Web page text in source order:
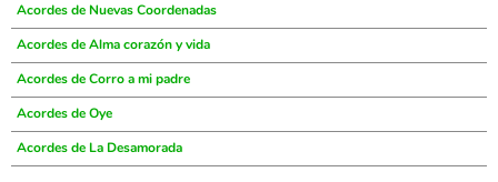
Acordes de Nuevas Coordenadas
Acordes de Alma corazón y vida
Acordes de Corro a mi padre
Acordes de Oye
Acordes de La Desamorada